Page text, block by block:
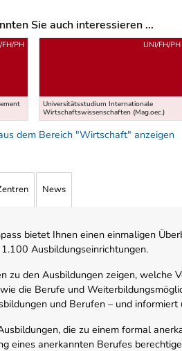
Sie auch interessieren ...
FH/PH
Universitätsstudium Internationale
Wirtschaftswissenschaften (Mag.oec.)
UNI/FH/PH
dem Bereich "Wirtschaft" anzeigen
News
bietet Ihnen einen einmaligen
Ausbildungseinrichtungen.
zu den Ausbildungen zeigen, welche
die Berufe und
und Berufen – und
die zu einem formal
eines anerkannten Berufes